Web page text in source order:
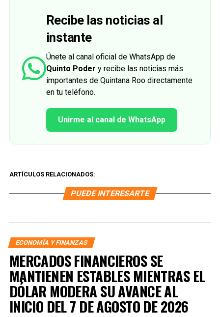
Recibe las noticias al
instante
Únete al canal oficial de WhatsApp de
Quinto Poder y recibe las noticias más
importantes de Quintana Roo directamente
en tu teléfono.
Unirme al canal de WhatsApp
ARTÍCULOS RELACIONADOS:
PUEDE INTERESARTE
ECONOMÍA Y FINANZAS
MERCADOS FINANCIEROS SE
MANTIENEN ESTABLES MIENTRAS EL
DÓLAR MODERA SU AVANCE AL
INICIO DEL 7 DE AGOSTO DE 2026